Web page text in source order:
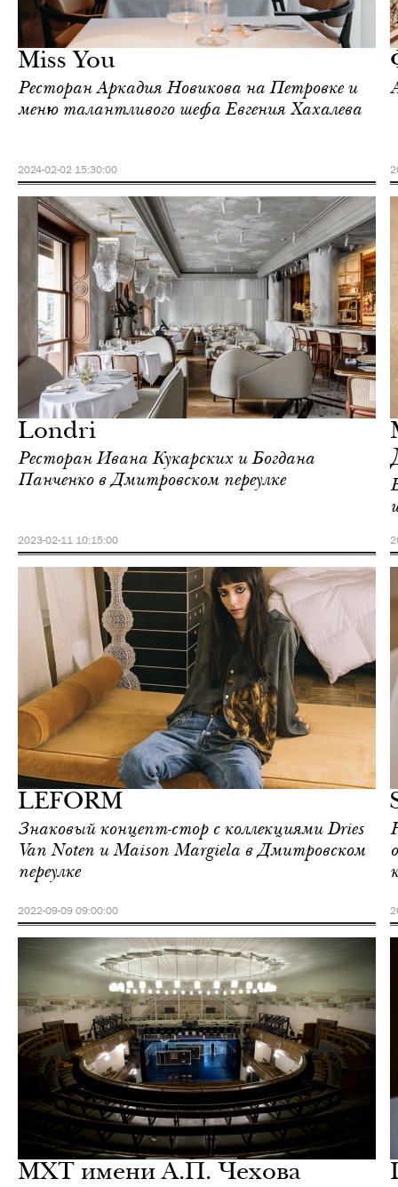
Miss You
Ресторан Аркадия Новикова на Петровке и
меню талантливого шефа Евгения Хахалева
2024-02-02 15:30:00
Londri
Ресторан Ивана Кукарских и Богдана
Панченко в Дмитровском переулке
2023-02-11 10:15:00
LEFORM
Знаковый концепт-стор с коллекциями Dries
Van Noten и Maison Margiela в Дмитровском
переулке
2022-09-09 09:00:00
МХТ имени А.П. Чехова
среда